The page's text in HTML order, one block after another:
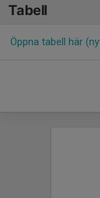
Tabell
Öppna tabell här